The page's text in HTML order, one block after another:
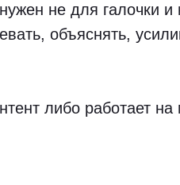
не для галочки
объяснять,
либо работает на